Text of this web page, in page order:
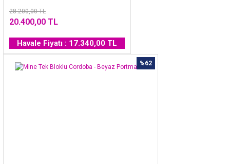
28.200,00 TL
20.400,00 TL
Havale Fiyatı : 17.340,00 TL
%62